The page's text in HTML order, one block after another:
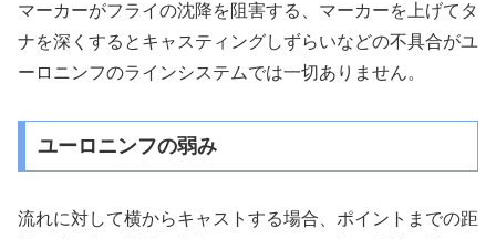
マーカーがフライの沈降を阻害する、マーカーを上げてタ
ナを深くするとキャスティングしずらいなどの不具合がユ
ーロニンフのラインシステムでは一切ありません。
ユーロニンフの弱み
流れに対して横からキャストする場合、ポイントまでの距